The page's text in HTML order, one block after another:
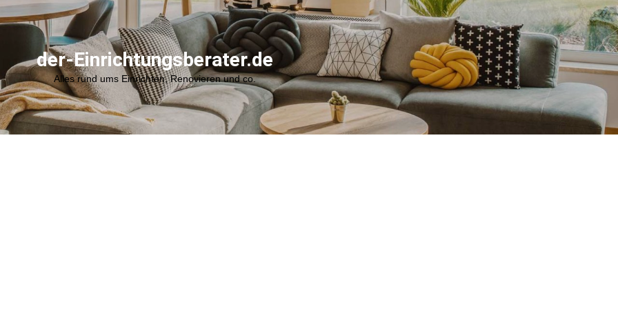
der-Einrichtungsberater.de
Alles rund ums Einrichten, Renovieren und co.